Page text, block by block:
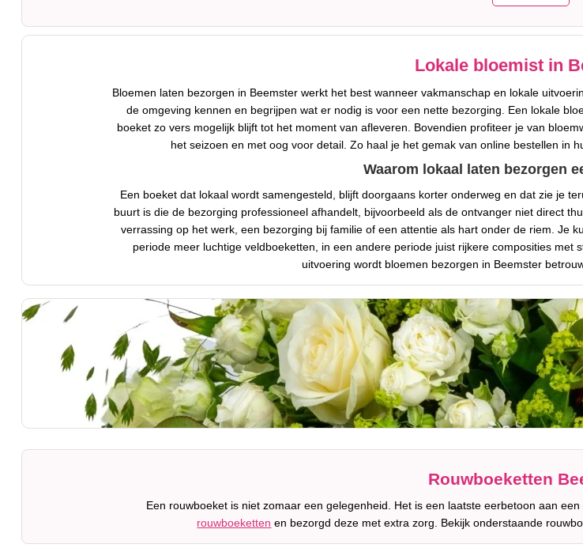
Lokale bloemist in
Bloemen laten bezorgen in Beemster werkt het best wanneer vakmanschap en lokale
de omgeving kennen en begrijpen wat er nodig is voor een nette bezorging. Een lokale
boeket zo vers mogelijk blijft tot het moment van afleveren. Bovendien profiteer je van
het seizoen en met oog voor detail. Zo haal je het gemak van online bestellen in
Waarom lokaal laten bezorgen
Een boeket dat lokaal wordt samengesteld, blijft doorgaans korter onderweg en dat zie je
buurt is die de bezorging professioneel afhandelt, bijvoorbeeld als de ontvanger niet direct
verrassing op het werk, een bezorging bij familie of een attentie als hart onder de riem. Je
periode meer luchtige veldboeketten, in een andere periode juist rijkere composities
uitvoering wordt bloemen bezorgen in Beemster
Rouwboeketten
Een rouwboeket is niet zomaar een gelegenheid. Het is een laatste eerbetoon aan
rouwboeketten en bezorgd deze met extra zorg. Bekijk onderstaande